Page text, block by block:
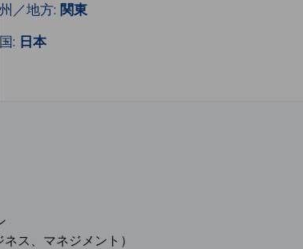
州／地方: 関東
国: 日本
ス、マネジメント）